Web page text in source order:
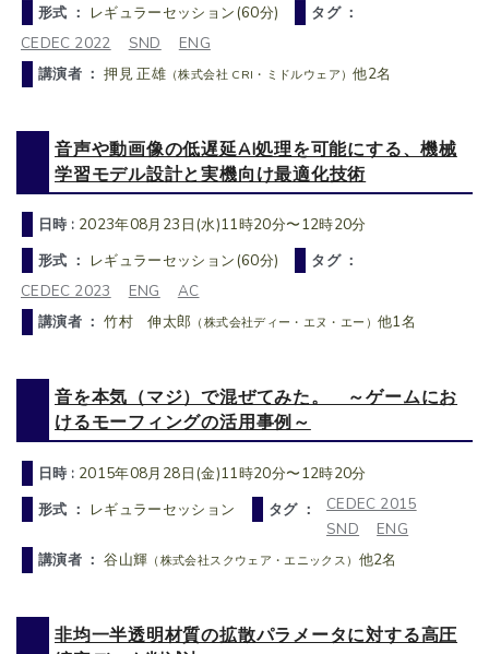
形式 ： レギュラーセッション(60分)
タグ ：
CEDEC 2022
SND
ENG
講演者 ：押見 正雄 （株式会社 CRI・ミドルウェア）他2名
音声や動画像の低遅延AI処理を可能にする、機械
学習モデル設計と実機向け最適化技術
日時 : 2023年08月23日(水)11時20分〜12時20分
形式 ： レギュラーセッション(60分)
タグ ：
CEDEC 2023
ENG
AC
講演者 ：竹村 伸太郎 （株式会社ディー・エヌ・エー） 他1名
音を本気（マジ）で混ぜてみた。 ～ゲームにお
けるモーフィングの活用事例～
日時 : 2015年08月28日(金)11時20分〜12時20分
形式 ： レギュラーセッション タグ ：
CEDEC 2015
SND
ENG
講演者 ：谷山輝 （株式会社スクウェア・エニックス） 他2名
非均一半透明材質の拡散パラメータに対する高圧